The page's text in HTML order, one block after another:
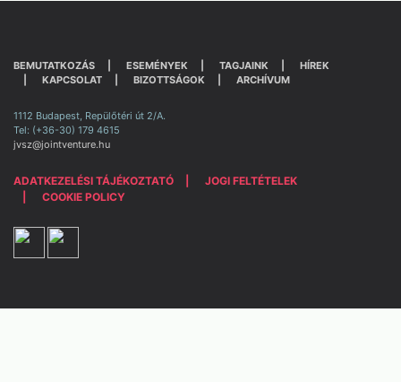
BEMUTATKOZÁS ESEMÉNYEK TAGJAINK
HÍREK
KAPCSOLAT
BIZOTTSÁGOK ARCHÍVUM
1112 Budapest, Repülőtéri út 2/A.
Tel: (+36-30) 179 4615
jvsz@jointventure.hu
ADATKEZELÉSI TÁJÉKOZTATÓ
JOGI FELTÉTELEK
COOKIE POLICY